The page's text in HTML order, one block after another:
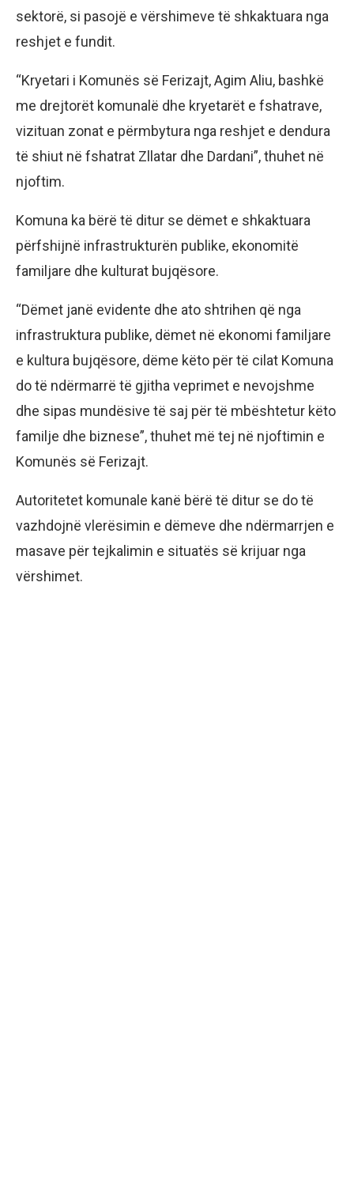
sektorë, si pasojë e vërshimeve të shkaktuara nga
reshjet e fundit.
“Kryetari i Komunës së Ferizajt, Agim Aliu, bashkë
me drejtorët komunalë dhe kryetarët e fshatrave,
vizituan zonat e përmbytura nga reshjet e dendura
të shiut në fshatrat Zllatar dhe Dardani”, thuhet në
njoftim.
Komuna ka bërë të ditur se dëmet e shkaktuara
përfshijnë infrastrukturën publike, ekonomitë
familjare dhe kulturat bujqësore.
“Dëmet janë evidente dhe ato shtrihen që nga
infrastruktura publike, dëmet në ekonomi familjare
e kultura bujqësore, dëme këto për të cilat Komuna
do të ndërmarrë të gjitha veprimet e nevojshme
dhe sipas mundësive të saj për të mbështetur këto
familje dhe biznese”, thuhet më tej në njoftimin e
Komunës së Ferizajt.
Autoritetet komunale kanë bërë të ditur se do të
vazhdojnë vlerësimin e dëmeve dhe ndërmarrjen e
masave për tejkalimin e situatës së krijuar nga
vërshimet.